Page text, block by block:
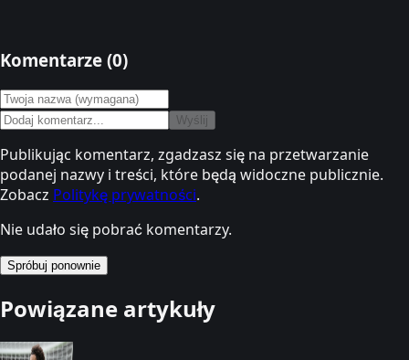
Komentarze (0)
Wyślij
Publikując komentarz, zgadzasz się na przetwarzanie
podanej nazwy i treści, które będą widoczne publicznie.
Zobacz Politykę prywatności.
Nie udało się pobrać komentarzy.
Spróbuj ponownie
Powiązane artykuły